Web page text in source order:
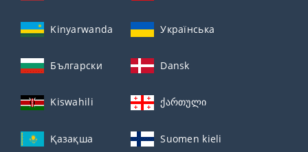
Kinyarwanda Українська
Български Dansk
Kiswahili ქართული
Қазақша Suomen kieli